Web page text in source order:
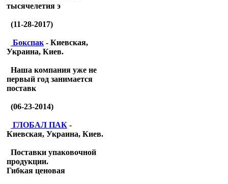
тысячелетия э
(11-28-2017)
Бокспак - Киевская,
Украина, Киев.
Наша компания уже не
первый год занимается
поставк
(06-23-2014)
ГЛОБАЛ ПАК -
Киевская, Украина, Киев.
Поставки упаковочной
продукции.
Гибкая ценовая